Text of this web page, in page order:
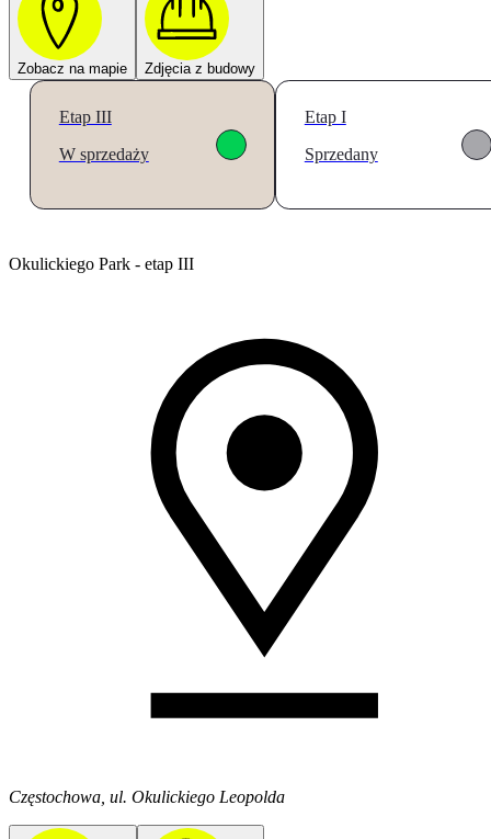
Zobacz na mapie Zdjęcia z budowy
Etap III
W sprzedaży
Etap I
Sprzedany
Okulickiego Park - etap III
Częstochowa, ul. Okulickiego Leopolda